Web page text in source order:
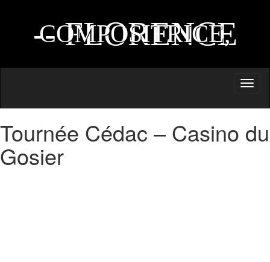
-- FLORENCE
NAPRIX --
COMPOSITRICE,
INTERPRETE
Tournée Cédac – Casino du
Gosier